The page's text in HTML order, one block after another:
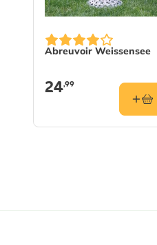
Abreuvoir Weissensee
24,99